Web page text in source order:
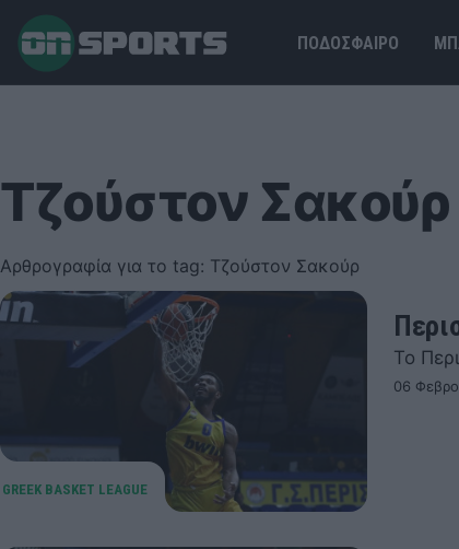
ΠΟΔΟΣΦΑΙΡΟ
Τζούστον Σακούρ
Αρθρογραφία για το tag: Τζούστον Σακούρ
Το
06